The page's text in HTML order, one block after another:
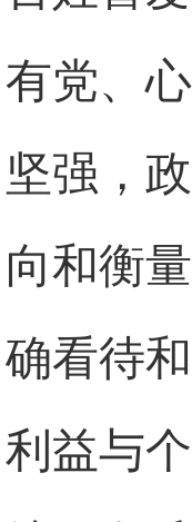
有党、
坚强，
向和衡
确看待
利益与